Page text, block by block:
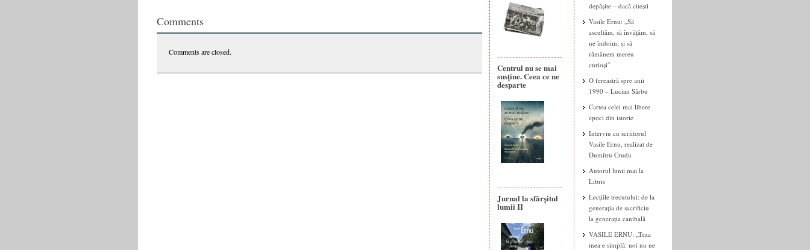
Comments
Comments are closed.
Centrul nu se mai
susține. Ceea ce ne
desparte
Jurnal la sfârșitul
lumii II
depășite – dacă citești
Vasile Ernu: „Să
ascultăm, să învățăm, să
ne îndoim; și să
rămânem mereu
curioși”
O fereastră spre anii
1990 – Lucian Sârbu
Cartea celei mai libere
epoci din istorie
Interviu cu scriitorul
Vasile Ernu, realizat de
Dumitru Crudu
Autorul lunii mai la
Libris
Lecțiile trecutului: de la
generația de sacrificiu
la generația canibală
VASILE ERNU: „Teza
mea e simplă: noi nu ne